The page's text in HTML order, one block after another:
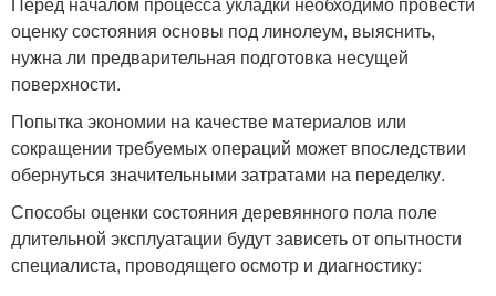
оценку состояния основы под линолеум, выяснить,
нужна ли предварительная подготовка несущей
поверхности.
Попытка экономии на качестве материалов или
сокращении требуемых операций может впоследствии
обернуться значительными затратами на переделку.
Способы оценки состояния деревянного пола поле
длительной эксплуатации будут зависеть от опытности
специалиста, проводящего осмотр и диагностику: